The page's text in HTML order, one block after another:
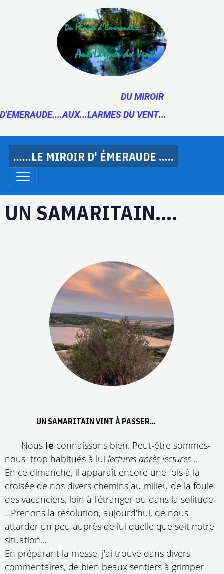
DU MIROIR
D'EMERAUDE....AUX...LARMES DU VENT...
......LE MIROIR D' ÉMERAUDE .....
UN SAMARITAIN....
UN SAMARITAIN VINT À PASSER...
Nous le connaissons bien. Peut-être sommes-
nous trop habitués à lui lectures après lectures ..
En ce dimanche, il apparaît encore une fois à la
croisée de nos divers chemins au milieu de la foule
des vacanciers, loin à l'étranger ou dans la solitude
...Prenons la résolution, aujourd'hui, de nous
attarder un peu auprès de lui quelle que soit notre
situation...
En préparant la messe, j'ai trouvé dans divers
commentaires, de bien beaux sentiers à grimper